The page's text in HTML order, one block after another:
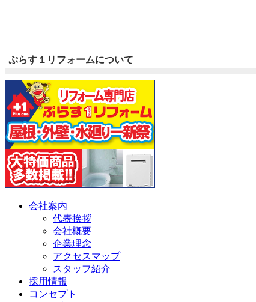
ぷらす１リフォームについて
会社案内
代表挨拶
会社概要
企業理念
アクセスマップ
スタッフ紹介
採用情報
コンセプト